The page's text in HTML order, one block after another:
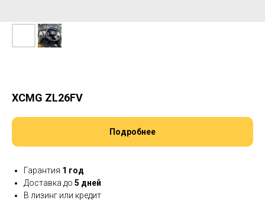
XCMG ZL26FV
Подробнее
Гарантия 1 год
Доставка до 5 дней
В лизинг или кредит